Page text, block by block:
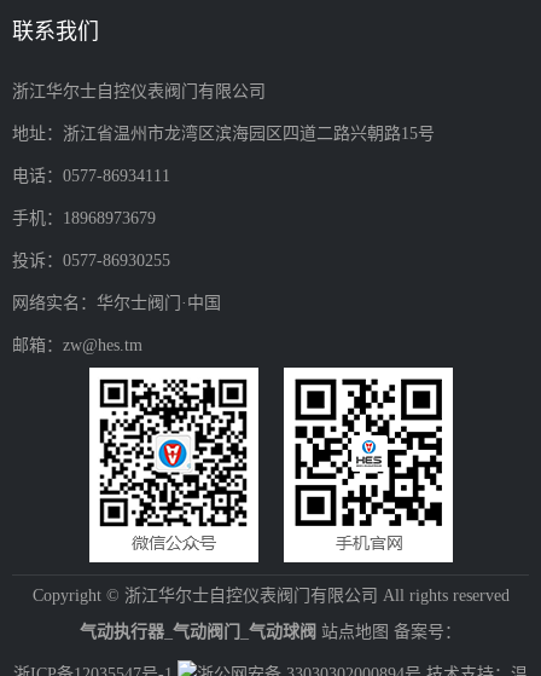
联系我们
浙江华尔士自控仪表阀门有限公司
地址：浙江省温州市龙湾区滨海园区四道二路兴朝路15号
电话：0577-86934111
手机：18968973679
投诉：0577-86930255
网络实名：华尔士阀门·中国
邮箱：zw@hes.tm
Copyright © 浙江华尔士自控仪表阀门有限公司 All rights reserved
气动执行器 气动阀门 气动球阀 站点地图 备案号：